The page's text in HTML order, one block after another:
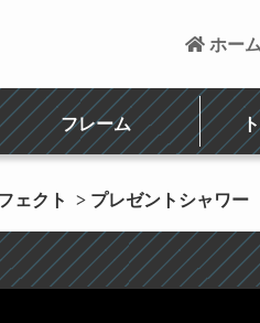
 ホーム
フレーム
ェクト > プレゼントシャワー